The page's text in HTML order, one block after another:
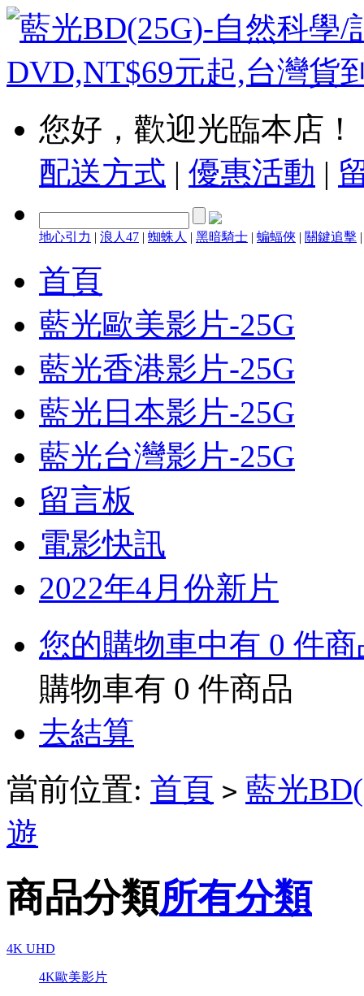
您好，歡迎光臨本店！
配送方式 | 優惠活動 |
地心引力 | 浪人47 | 蜘蛛人 | 黑暗騎士 | 蝙蝠俠 | 關鍵追擊
首頁
藍光歐美影片-25G
藍光香港影片-25G
藍光日本影片-25G
藍光台灣影片-25G
留言板
電影快訊
2022年4月份新片
您的購物車中有 0 件
購物車有 0 件商品
去結算
當前位置: 首頁 > 藍光
遊
商品分類所有分類
4K UHD
4K歐美影片